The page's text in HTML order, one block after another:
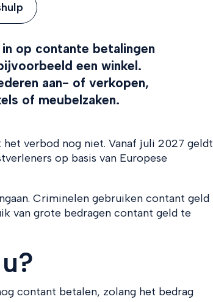
op contante betalingen
een winkel.
aan- of verkopen,
of meubelzaken.
verbod nog niet. Vanaf juli 2027 geldt
op basis van Europese
Criminelen gebruiken contant geld
van grote bedragen contant geld te
contant betalen, zolang het bedrag